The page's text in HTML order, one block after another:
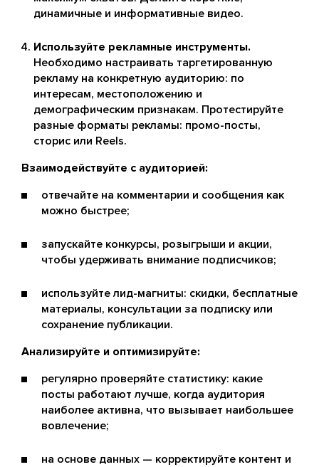
динамичные и информативные видео.
Используйте рекламные инструменты.
Необходимо настраивать таргетированную
рекламу на конкретную аудиторию: по
интересам, местоположению и
демографическим признакам. Протестируйте
разные форматы рекламы: промо-посты,
сторис или Reels.
Взаимодействуйте с аудиторией:
отвечайте на комментарии и сообщения как
можно быстрее;
запускайте конкурсы, розыгрыши и акции,
чтобы удерживать внимание подписчиков;
используйте лид-магниты: скидки, бесплатные
материалы, консультации за подписку или
сохранение публикации.
Анализируйте и оптимизируйте:
регулярно проверяйте статистику: какие
посты работают лучше, когда аудитория
наиболее активна, что вызывает наибольшее
вовлечение;
на основе данных — корректируйте контент и